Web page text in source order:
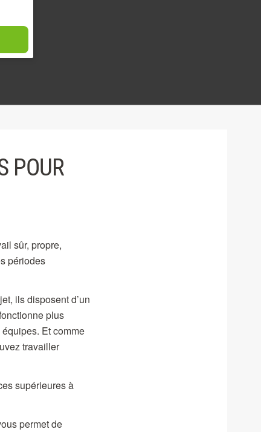
POUR
sûr, propre,
périodes
ils disposent d’un
plus
Et comme
travailler
supérieures à
permet de